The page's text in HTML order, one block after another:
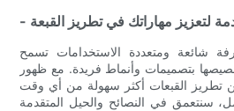
لتعزيز مهاراتك في تطريز القبعة
شائعة ومتعددة الاستخدامات تسمح
بتصميمات وأنماط فريدة. مع ظهور
تطريز القبعات أكثر سهولة من أي وقت
سنتعمق في النصائح والحيل المتقدمة